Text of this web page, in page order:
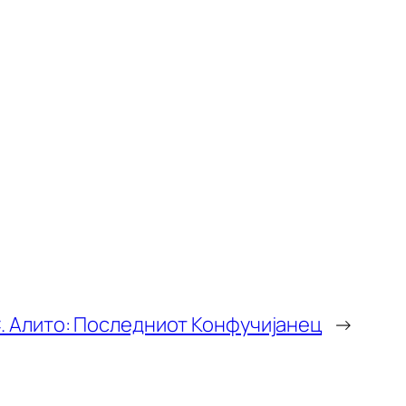
Алито: Последниот Конфучијанец →